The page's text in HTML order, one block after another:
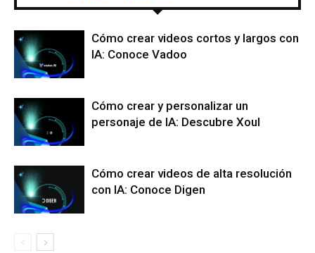
Cómo crear videos cortos y largos con
IA: Conoce Vadoo
Cómo crear y personalizar un
personaje de IA: Descubre Xoul
Cómo crear videos de alta resolución
con IA: Conoce Digen